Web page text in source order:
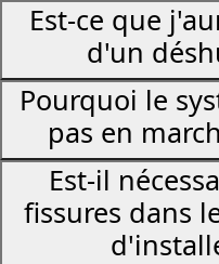
Est-ce que
d'un
Pourquoi le
pas en
Est-il
fissures dans